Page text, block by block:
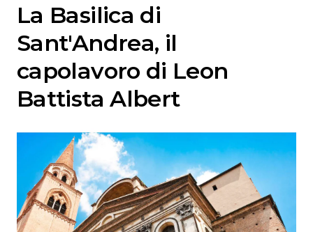
La Basilica di
Sant'Andrea, il
capolavoro di Leon
Battista Albert